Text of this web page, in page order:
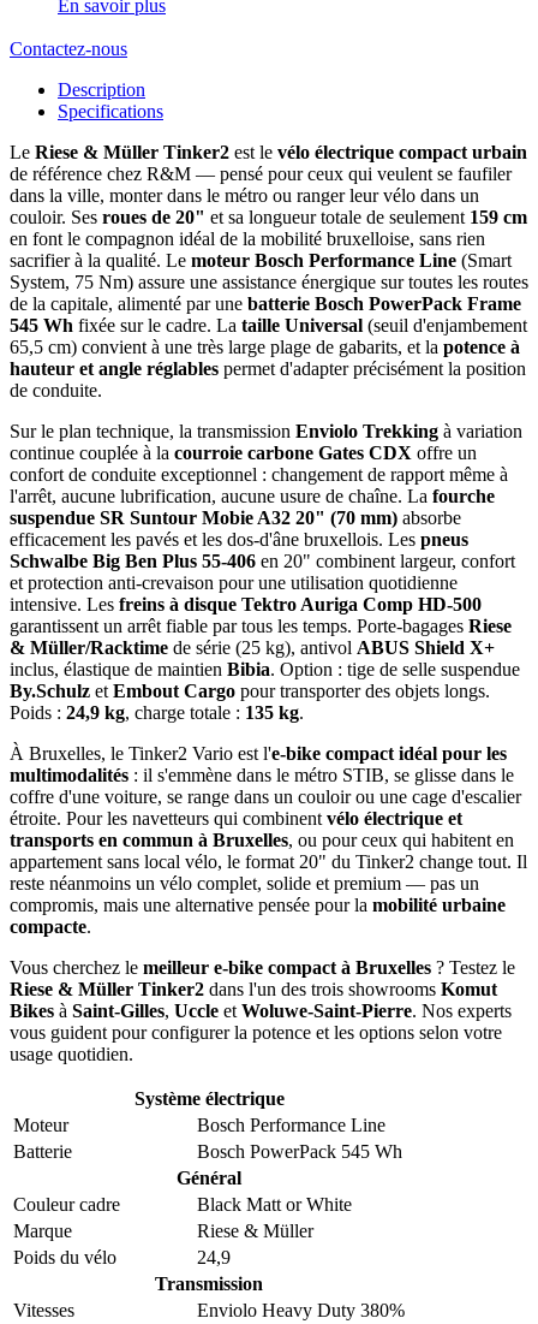
En savoir plus
Contactez-nous
Description
Specifications
Le Riese & Müller Tinker2 est le vélo électrique compact urbain
de référence chez R&M — pensé pour ceux qui veulent se faufiler
dans la ville, monter dans le métro ou ranger leur vélo dans un
couloir. Ses roues de 20" et sa longueur totale de seulement 159 cm
en font le compagnon idéal de la mobilité bruxelloise, sans rien
sacrifier à la qualité. Le moteur Bosch Performance Line (Smart
System, 75 Nm) assure une assistance énergique sur toutes les routes
de la capitale, alimenté par une batterie Bosch PowerPack Frame
545 Wh fixée sur le cadre. La taille Universal (seuil d'enjambement
65,5 cm) convient à une très large plage de gabarits, et la potence à
hauteur et angle réglables permet d'adapter précisément la position
de conduite.
Sur le plan technique, la transmission Enviolo Trekking à variation
continue couplée à la courroie carbone Gates CDX offre un
confort de conduite exceptionnel : changement de rapport même à
l'arrêt, aucune lubrification, aucune usure de chaîne. La fourche
suspendue SR Suntour Mobie A32 20" (70 mm) absorbe
efficacement les pavés et les dos-d'âne bruxellois. Les pneus
Schwalbe Big Ben Plus 55-406 en 20" combinent largeur, confort
et protection anti-crevaison pour une utilisation quotidienne
intensive. Les freins à disque Tektro Auriga Comp HD-500
garantissent un arrêt fiable par tous les temps. Porte-bagages Riese
& Müller/Racktime de série (25 kg), antivol ABUS Shield X+
inclus, élastique de maintien Bibia. Option : tige de selle suspendue
By.Schulz et Embout Cargo pour transporter des objets longs.
Poids : 24,9 kg, charge totale : 135 kg.
À Bruxelles, le Tinker2 Vario est l'e-bike compact idéal pour les
multimodalités : il s'emmène dans le métro STIB, se glisse dans le
coffre d'une voiture, se range dans un couloir ou une cage d'escalier
étroite. Pour les navetteurs qui combinent vélo électrique et
transports en commun à Bruxelles, ou pour ceux qui habitent en
appartement sans local vélo, le format 20" du Tinker2 change tout. Il
reste néanmoins un vélo complet, solide et premium — pas un
compromis, mais une alternative pensée pour la mobilité urbaine
compacte.
Vous cherchez le meilleur e-bike compact à Bruxelles ? Testez le
Riese & Müller Tinker2 dans l'un des trois showrooms Komut
Bikes à Saint-Gilles, Uccle et Woluwe-Saint-Pierre. Nos experts
vous guident pour configurer la potence et les options selon votre
usage quotidien.
Système électrique
Moteur
Bosch Performance Line
Batterie
Bosch PowerPack 545 Wh
Général
Couleur cadre
Black Matt orWhite
Marque
Riese & Müller
Poids du vélo
24,9
Transmission
Vitesses
Enviolo Heavy Duty 380%